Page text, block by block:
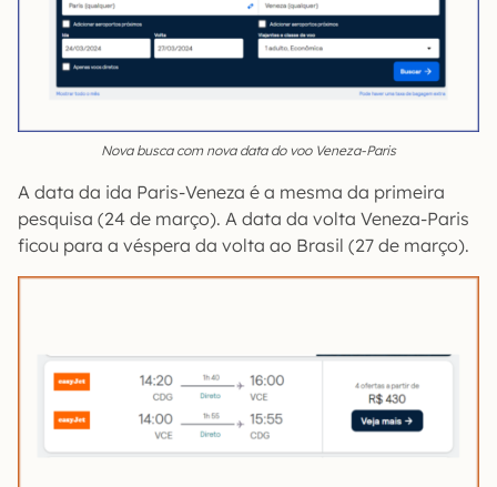
Nova busca com nova data do voo Veneza-Paris
A data da ida Paris-Veneza é a mesma da primeira
pesquisa (24 de março). A data da volta Veneza-Paris
ficou para a véspera da volta ao Brasil (27 de março).